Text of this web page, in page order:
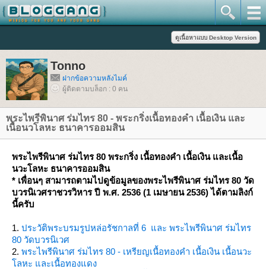
Tonno
ฝากข้อความหลังไมค์
ผู้ติดตามบล็อก : 0 คน
พระไพรีพินาศ ร่มไทร 80 - พระกริ่งเนื้อทองคำ เนื้อเงิน และ
เนื้อนวโลหะ ธนาคารออมสิน
พระไพรีพินาศ ร่มไทร 80 พระกริ่ง เนื้อทองคำ เนื้อเงิน และเนื้อ
นวะโลหะ ธนาคารออมสิน
* เพื่อนๆ สามารถตามไปดูข้อมูลของพระไพรีพินาศ ร่มไทร 80 วัด
บวรนิเวศราชวรวิหาร ปี พ.ศ. 2536 (1 เมษายน 2536) ได้ตามลิงก์
นี้ครับ
1. ประวัติพระบรมรูปหล่อรัชกาลที่ 6 และ พระไพรีพินาศ ร่มไทร
80 วัดบวรนิเวศ
2. พระไพรีพินาศ ร่มไทร 80 - เหรียญเนื้อทองคำ เนื้อเงิน เนื้อนวะ
ลหะ และเนื้อทองแดง